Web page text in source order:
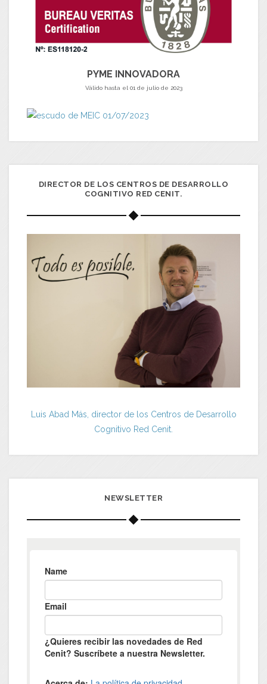
PYME INNOVADORA
Válido hasta el 01 de julio de 2023
DIRECTOR DE LOS CENTROS DE DESARROLLO
COGNITIVO RED CENIT.
Luis Abad Más, director de los Centros de Desarrollo
Cognitivo Red Cenit.
NEWSLETTER